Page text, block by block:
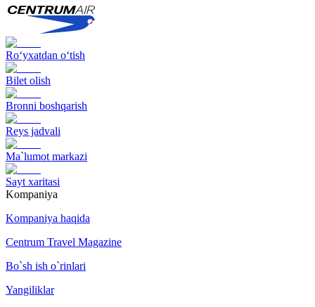
Ro‘yxatdan o‘tish
Bilet olish
Bronni boshqarish
Reys jadvali
Ma`lumot markazi
Sayt xaritasi
Kompaniya
Kompaniya haqida
Centrum Travel Magazine
Bo`sh ish o`rinlari
Yangiliklar